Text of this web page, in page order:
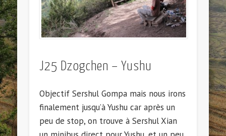
J25 Dzogchen – Yushu
Objectif Sershul Gompa mais nous irons
finalement jusqu’à Yushu car après un
peu de stop, on trouve à Sershul Xian